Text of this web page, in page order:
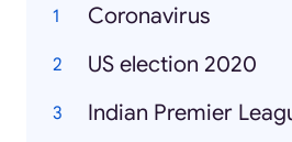
Coronavirus
US election 2020